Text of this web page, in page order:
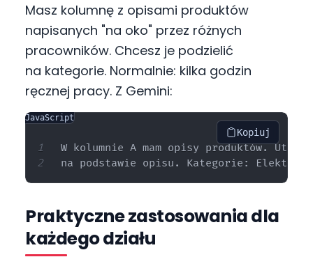
Masz kolumnę z opisami produktów
napisanych "na oko" przez różnych
pracowników. Chcesz je podzielić
na kategorie. Normalnie: kilka godzin
ręcznej pracy. Z Gemini:
JavaScript
Kopiuj
W kolumnie A mam opisy produktów.
Praktyczne zastosowania dla
każdego działu